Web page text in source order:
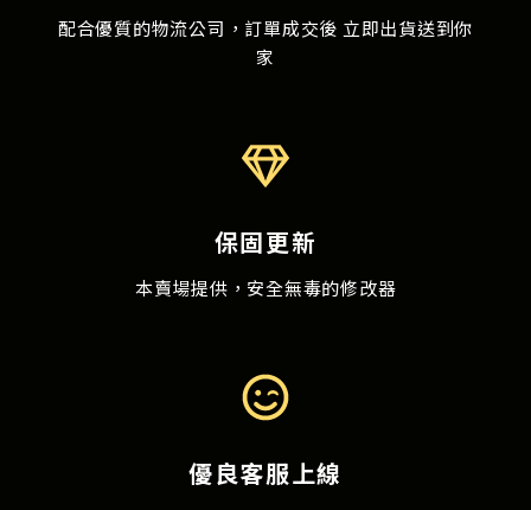
配合優質的物流公司，訂單成交後 立即出貨送到你
家
保固更新
本賣場提供，安全無毒的修改器
優良客服上線